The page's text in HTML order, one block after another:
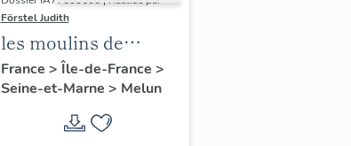
Förstel Judith
les moulins de
Melun
France > Île-de-France >
Seine-et-Marne > Melun